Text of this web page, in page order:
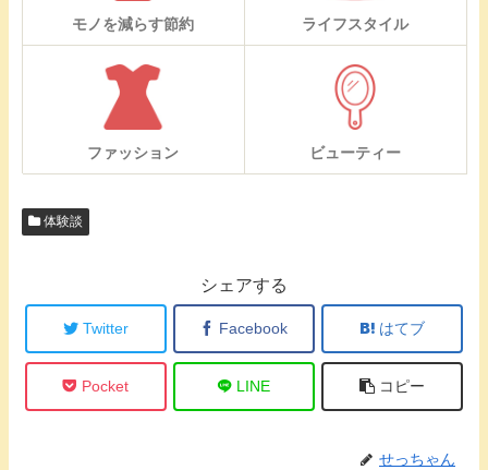
モノを減らす節約 ライフスタイル
ファッション ビューティー
体験談
シェアする
Twitter Facebook はてブ
Pocket LINE コピー
せっちゃん